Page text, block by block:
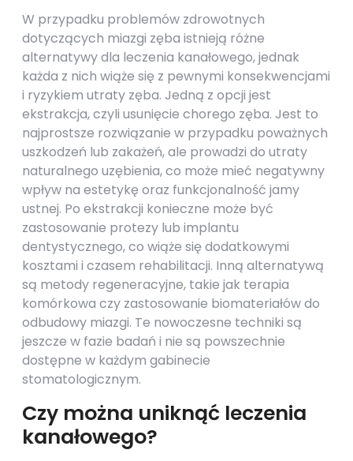
W przypadku problemów zdrowotnych
dotyczących miazgi zęba istnieją różne
alternatywy dla leczenia kanałowego, jednak
każda z nich wiąże się z pewnymi konsekwencjami
i ryzykiem utraty zęba. Jedną z opcji jest
ekstrakcja, czyli usunięcie chorego zęba. Jest to
najprostsze rozwiązanie w przypadku poważnych
uszkodzeń lub zakażeń, ale prowadzi do utraty
naturalnego uzębienia, co może mieć negatywny
wpływ na estetykę oraz funkcjonalność jamy
ustnej. Po ekstrakcji konieczne może być
zastosowanie protezy lub implantu
dentystycznego, co wiąże się dodatkowymi
kosztami i czasem rehabilitacji. Inną alternatywą
są metody regeneracyjne, takie jak terapia
komórkowa czy zastosowanie biomateriałów do
odbudowy miazgi. Te nowoczesne techniki są
jeszcze w fazie badań i nie są powszechnie
dostępne w każdym gabinecie
stomatologicznym.
Czy można uniknąć leczenia
kanałowego?